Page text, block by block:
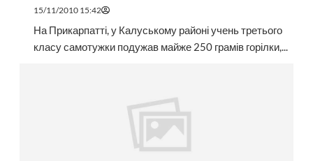
15/11/2010 15:42
На Прикарпатті, у Калуському районі учень третього
класу самотужки подужав майже 250 грамів горілки,...